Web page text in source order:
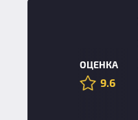
ОЦЕНКА
9.6